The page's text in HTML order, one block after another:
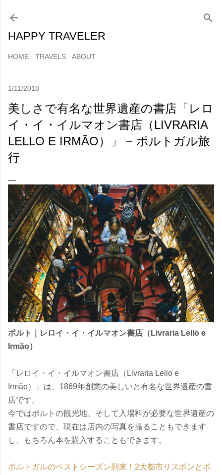
HAPPY TRAVELER
HOME TRAVELS ABOUT
1/11/2018
美しさで有名な世界遺産の書店「レロ
イ・イ・イルマオン書店（LIVRARIA
LELLO E IRMÃO）」 − ポルトガル旅
行
ポルト｜レロイ・イ・イルマオン書店（Livraria Lello e
Irmão）
「レロイ・イ・イルマオン書店（Livraria Lello e
Irmão）」は、1869年創業の美しいと有名な世界遺産の書
店です。
今ではポルトの観光地、そして入場料が必要な世界遺産の
書店ですので、現在は店内の写真を撮ることもできます
し、もちろん本を購入することもできます。
ポルトガルのベストシーズン到来！2大都市リスボンとポ